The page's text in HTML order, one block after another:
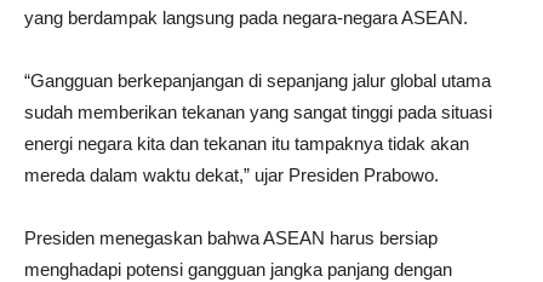
yang berdampak langsung pada negara-negara ASEAN.
“Gangguan berkepanjangan di sepanjang jalur global utama
sudah memberikan tekanan yang sangat tinggi pada situasi
energi negara kita dan tekanan itu tampaknya tidak akan
mereda dalam waktu dekat,” ujar Presiden Prabowo.
Presiden menegaskan bahwa ASEAN harus bersiap
menghadapi potensi gangguan jangka panjang dengan